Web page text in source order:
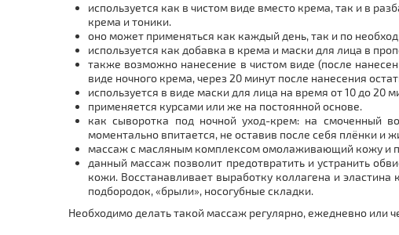
используется как в чистом виде вместо крема, так и в
крема и тоники.
оно может применяться как каждый день, так и по
используется как добавка в крема и маски для лица в
также возможно нанесение в чистом виде (после
виде ночного крема, через 20 минут после нанесения
используется в виде маски для лица на время от 10 до
применяется курсами или же на постоянной основе.
как сыворотка под ночной уход-крем: на смоченный
моментально впитается, не оставив после себя плёнки и
массаж с масляным комплексом омолаживающий кожу и
данный массаж позволит предотвратить и устранить
кожи. Восстанавливает выработку коллагена и
подбородок, «брыли», носогубные складки.
Необходимо делать такой массаж регулярно, ежедневно или